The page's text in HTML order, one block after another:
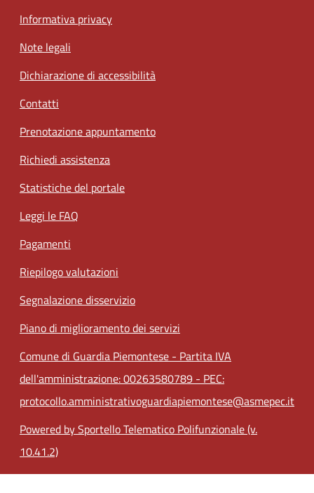
Informativa privacy
Note legali
Dichiarazione di accessibilità
Contatti
Prenotazione appuntamento
Richiedi assistenza
Statistiche del portale
Leggi le FAQ
Pagamenti
Riepilogo valutazioni
Segnalazione disservizio
Piano di miglioramento dei servizi
Comune di Guardia Piemontese - Partita IVA
dell'amministrazione: 00263580789 - PEC:
protocollo.amministrativoguardiapiemontese@asmepec.it
Powered by Sportello Telematico Polifunzionale (v.
10.41.2)